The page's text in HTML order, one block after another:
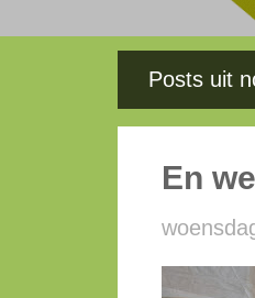
o
Posts uit
En